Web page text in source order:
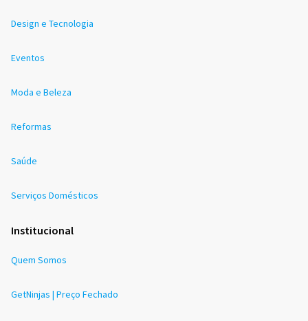
Design e Tecnologia
Eventos
Moda e Beleza
Reformas
Saúde
Serviços Domésticos
Institucional
Quem Somos
GetNinjas | Preço Fechado